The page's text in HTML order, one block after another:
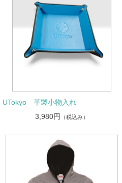
UTokyo 革製小物入れ
3,980円
（税込み）